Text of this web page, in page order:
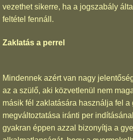
vezethet sikerre, ha a jogszabály
feltétel fennáll.
Zaklatás a perrel
Mindennek azért van nagy
az a szülő, aki közvetlenül nem
másik fél zaklatására használja fel
megváltoztatása iránti per
gyakran éppen azzal bizonyítja a